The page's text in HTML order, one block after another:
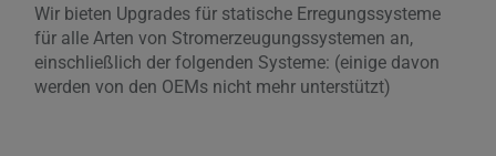
Wir bieten Upgrades für statische Erregungssysteme
für alle Arten von Stromerzeugungssystemen an,
einschließlich der folgenden Systeme: (einige davon
werden von den OEMs nicht mehr unterstützt)